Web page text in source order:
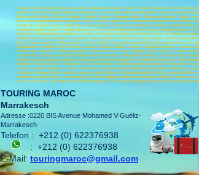
Toubkal-Aufstieg; Atlasgebirge; Sahara-Wüste, Kombinierte Touren; Touren in Marokko, kulturelle Touren
Marokko, 4x4-Vermietung in Marokko, Wüstentour durch Marokko, Wüstenausflug; Atlas-Touren; Essaouira
Reisen nach Marokko , Freizeit Marokko , Meknès Marokko , Merzouga Dünen , Ouarzazate Kasbahs , Outgo
Chefchaouen;Tanger;Asilah;Larache;Rabat; Tetouan, Thalasso Agadir, Reiseveranstalter Marokko, Reisen
Tanger; Minibusvermietung in Agadir; Minibusvermietung in Marrakesch; Minibusvermietung in Dakhla;
Errachidia;Flughafentransfer Tanger;Flughafentransfer Essaouira;Flughafentransfer Ouarzazate;Flughafentransfer
Wüste; Asni ;Toubkal;Hotel in Marrakesch, Hotels in Marrakesch, Hotels in Marrakesch, Riads in Marrakesch,
marokkanische reisen, reisen nach marokko, wüste marokko, marokkanische wüste, strand marokko,
Besuch Ouarzazate, Besuch Marrakesch, Marrakesch-Besichtigung, Merzouga-Ausflüge, Merzouga-Dünen,
Fahrradtouren in Marokko, MTB Marokko, Marokko Offroads, Marokko Incentive, Marokko Incentives, Incentive
Entdeckung Ouarzazate , Entdeckungswüste, Tafraout-Besuch, Tafraout-Ausflüge, Tafraout-Biwak, Essaouira-
Trail Marokko, Wüstensafari Marokko, Wüstentrekking Marokko, Trekking Atlas Marokko, Trekking Marokko,
Sightseeing in Casablanca, Sightseeing in Ouarzazate, Entdeckung Agadir, 4x4 Rundfahrt Marrakesch, Touren
Marrakesch finden, Hotels in Marrakesch, Touren in Marrakesch, Entdeckungstouren Marokko, Mietwagen in
Touren von Agadir; Touren von Tafraout; Touren von Essaouira; Merzouga-Wüstentouren; Zagora-Wüstentouren;
Schluchten; Rosental; Ait Ben Haddou; Telouet kassbah; Fint;Draa-Tal;Zagora;Mhamid;Tinfo; Erg
Vermietung von Kleinbussen in Merzouga; Quad-Verleih; Buggy-Verleih; Busvermietung in Marokko; Transfers
nach Marrakesch; 4 Tage Wüstentouren von Merzouga; Bin el Ouidane;Ait Bouguemez;Ouzoud-Wasserfall; Al
TOURING MAROC
Marrakesch
Adresse :0220 BIS Avenue Mohamed V-Guéliz-
Marrakesch
Telefon : +212 (0) 622376938
: +212 (0) 622376938
E-Mail: touringmaroc@gmail.com